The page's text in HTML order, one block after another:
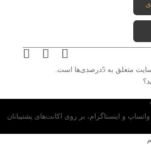
به 5درصدی‌ها است.
و اینستاگرام، بر روی اکانت‌های پشتیبانان